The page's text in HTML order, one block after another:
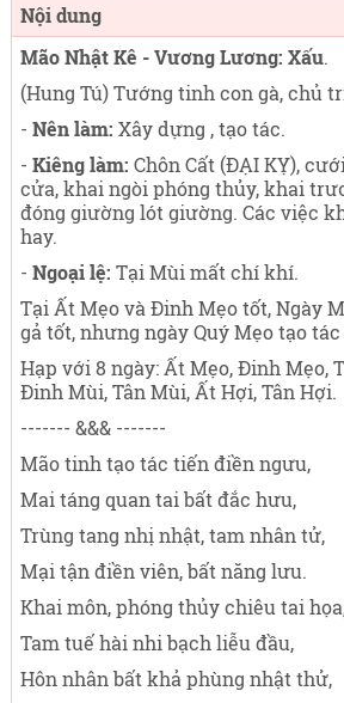
Nội dung
Mão Nhật Kê - Vương Lương: Xấu.
(Hung Tú) Tướng tinh con gà, chủ
- Nên làm: Xây dựng , tạo tác.
- Kiêng làm: Chôn Cất (ĐẠI KỴ),
cửa, khai ngòi phóng thủy, khai
đóng giường lót giường. Các việc
hay.
- Ngoại lệ: Tại Mùi mất chí khí.
Tại Ất Mẹo và Đinh Mẹo tốt, Ngày
gả tốt, nhưng ngày Quý Mẹo tạo
Hạp với 8 ngày: Ất Mẹo, Đinh Mẹo,
Đinh Mùi, Tân Mùi, Ất Hợi, Tân Hợi.
------- &&& -------
Mão tinh tạo tác tiến điền ngưu,
Mai táng quan tai bất đắc hưu,
Trùng tang nhị nhật, tam nhân tử,
Mại tận điền viên, bất năng lưu.
Khai môn, phóng thủy chiêu tai
Tam tuế hài nhi bạch liễu đầu,
Hôn nhân bất khả phùng nhật thử,